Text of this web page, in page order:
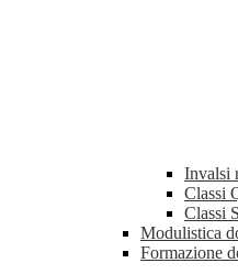
Invalsi
Classi
Classi
Modulistica
Formazione